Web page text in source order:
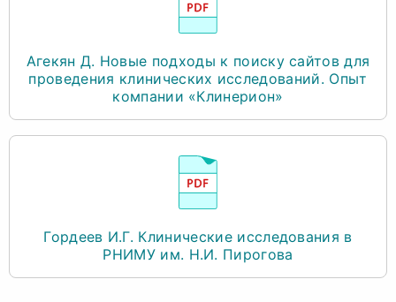
Агекян Д. Новые подходы к поиску сайтов для
проведения клинических исследований. Опыт
компании «Клинерион»
Гордеев И.Г. Клинические исследования в
РНИМУ им. Н.И. Пирогова